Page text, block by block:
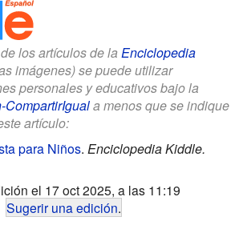
los artículos de la Enciclopedia
imágenes) se puede utilizar
personales y educativos bajo la
CompartirIguala menos que se indique
artículo:
para Niños. Enciclopedia Kiddle.
el 17 oct 2025, a las 11:19
Sugerir una edición.